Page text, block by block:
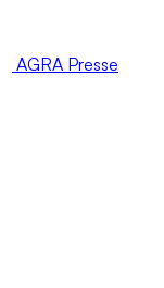
AGRA Presse